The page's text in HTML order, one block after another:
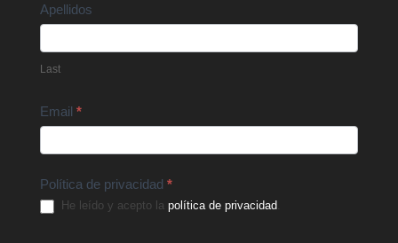
Apellidos
Last
Email *
Política de privacidad *
He leído y acepto la política de privacidad.